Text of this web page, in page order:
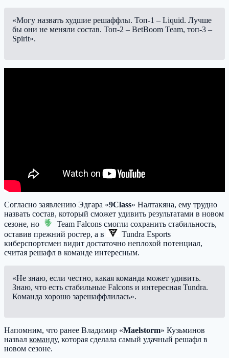
«Могу назвать худшие решаффлы. Топ-1 – Liquid. Лучше
бы они не меняли состав. Топ-2 – BetBoom Team, топ-3 –
Spirit».
Согласно заявлению Эдгара «9Class» Налтакяна, ему трудно
назвать состав, который сможет удивить результатами в новом
сезоне, но
Team Falcons смогли сохранить стабильность,
оставив прежний ростер, а в
Tundra Esports
киберспортсмен видит достаточно неплохой потенциал,
считая решафл в команде интересным.
«Не знаю, если честно, какая команда может удивить.
Знаю, что есть стабильные Falcons и интересная Tundra.
Команда хорошо зарешаффлилась».
Напомним, что ранее Владимир «Maelstorm» Кузьминов
назвал команду, которая сделала самый удачный решафл в
новом сезоне.